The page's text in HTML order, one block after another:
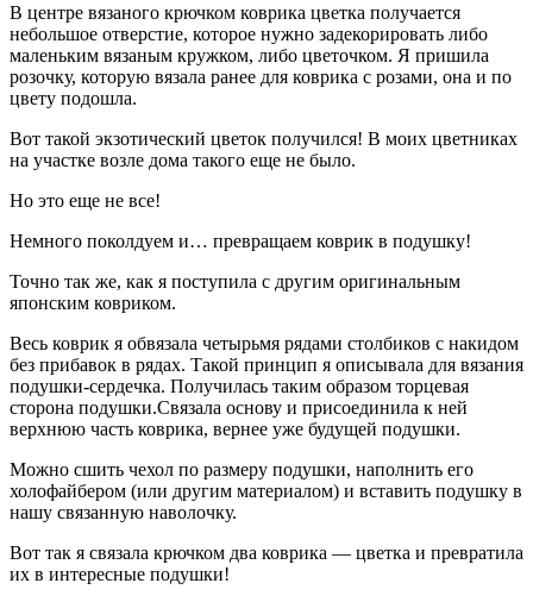
В центре вязаного крючком коврика цветка получается
небольшое отверстие, которое нужно задекорировать либо
маленьким вязаным кружком, либо цветочком. Я пришила
розочку, которую вязала ранее для коврика с розами, она и по
цвету подошла.
Вот такой экзотический цветок получился! В моих цветниках
на участке возле дома такого еще не было.
Но это еще не все!
Немного поколдуем и… превращаем коврик в подушку!
Точно так же, как я поступила с другим оригинальным
японским ковриком.
Весь коврик я обвязала четырьмя рядами столбиков с накидом
без прибавок в рядах. Такой принцип я описывала для вязания
подушки-сердечка. Получилась таким образом торцевая
сторона подушки.Связала основу и присоединила к ней
верхнюю часть коврика, вернее уже будущей подушки.
Можно сшить чехол по размеру подушки, наполнить его
холофайбером (или другим материалом) и вставить подушку в
нашу связанную наволочку.
Вот так я связала крючком два коврика — цветка и превратила
их в интересные подушки!